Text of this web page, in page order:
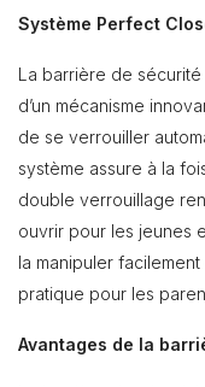
Système Perfect
La barrière de
d’un mécanisme
de se verrouiller
système assure à la
double verrouillage
ouvrir pour les jeunes
la manipuler
pratique pour les
Avantages de la